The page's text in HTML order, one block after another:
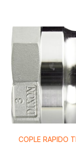
COPLE RAPIDO